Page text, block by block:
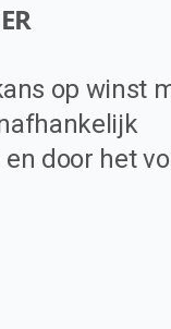
op winst
door het